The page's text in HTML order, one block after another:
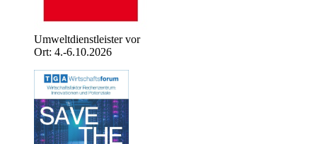
Umweltdienstleister vor
Ort: 4.-6.10.2026